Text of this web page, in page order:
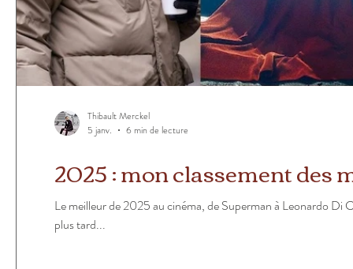
2025 : mon classement des
Le meilleur de 2025 au cinéma, de Superman à Leonardo Di
plus tard...
Thibault Merckel
5 janv.
6 min de lecture